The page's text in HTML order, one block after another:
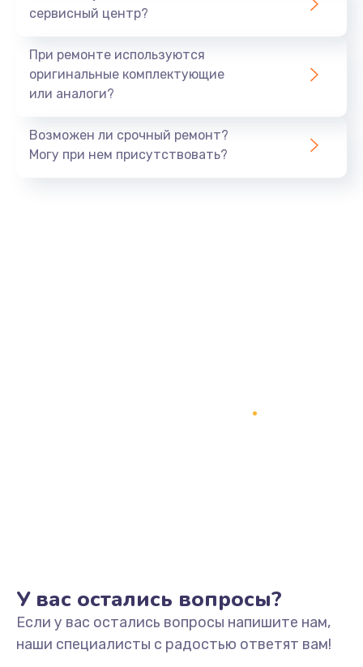
Восстановление данных
Заказать
1060 руб.
995 руб.
Заказать
сервисный центр?
При ремонте используются
оригинальные комплектующие
или аналоги?
Возможен ли срочный ремонт?
Могу при нем присутствовать?
У вас остались вопросы?
Если у вас остались вопросы напишите нам,
наши специалисты с радостью ответят вам!